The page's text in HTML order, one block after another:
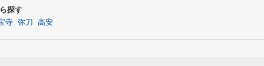
探す
寺 弥刀 高安